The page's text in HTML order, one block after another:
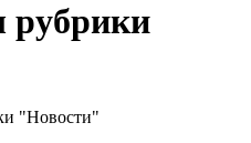
рубрики
"Новости"